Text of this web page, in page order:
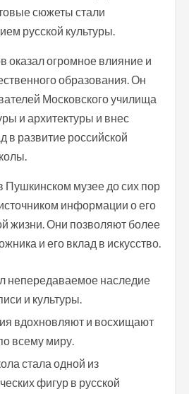
сюжеты стали
русской культуры.
оказал огромное влияние и
образования. Он
Московского училища
и архитектуры и внес
в развитие российской
музее до сих пор
информации о его
жизни. Они позволяют более
и его вклад в искусство.
непередаваемое наследие
и культуры.
вдохновляют и восхищают
всему миру.
стала одной из
фигур в русской